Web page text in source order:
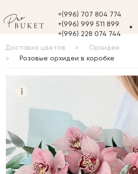
+(996) 707 804 774
+(996) 999 511 899
+(996) 228 074 744
Доставка цветов
Орхидеи
Розовые орхидеи в коробке
i
орхидеи в